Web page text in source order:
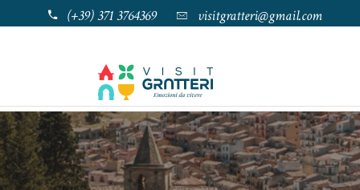
(+39) 371 3764369 visitgratteri@gmail.com